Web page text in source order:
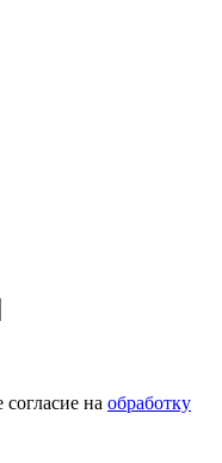
на обработку